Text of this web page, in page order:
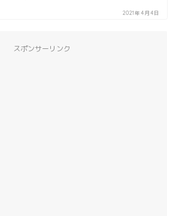
2021年4月4日
スポンサーリンク